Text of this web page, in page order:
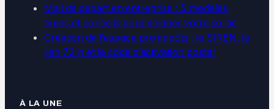
Mail de départ en entreprise : 5 modèles
types et conseils pour soigner votre sortie
Création de l’espace pro impôts : le SIREN, le
lien 72 h et le code d’activation postal
À LA UNE